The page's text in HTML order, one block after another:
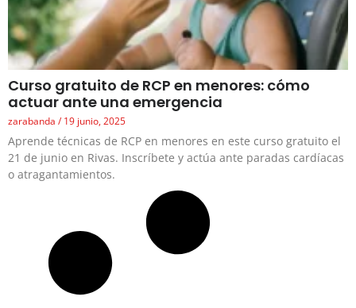
Curso gratuito de RCP en menores: cómo
actuar ante una emergencia
zarabanda 19 junio, 2025
Aprende técnicas de RCP en menores en este curso gratuito el
21 de junio en Rivas. Inscríbete y actúa ante paradas cardíacas
o atragantamientos.